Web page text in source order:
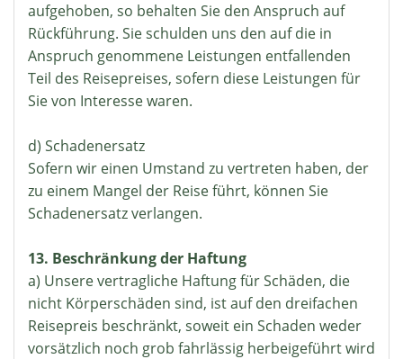
aufgehoben, so behalten Sie den Anspruch auf
Rückführung. Sie schulden uns den auf die in
Anspruch genommene Leistungen entfallenden
Teil des Reisepreises, sofern diese Leistungen für
Sie von Interesse waren.
d) Schadenersatz
Sofern wir einen Umstand zu vertreten haben, der
zu einem Mangel der Reise führt, können Sie
Schadenersatz verlangen.
13. Beschränkung der Haftung
a) Unsere vertragliche Haftung für Schäden, die
nicht Körperschäden sind, ist auf den dreifachen
Reisepreis beschränkt, soweit ein Schaden weder
vorsätzlich noch grob fahrlässig herbeigeführt wird